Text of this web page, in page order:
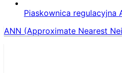
Piaskownica regulacyjna
ANN (Approximate Nearest